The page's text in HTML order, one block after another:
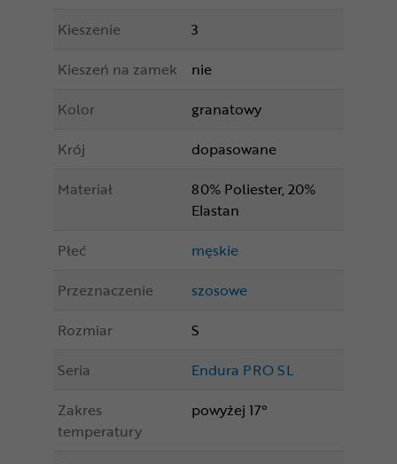
Kieszenie
3
Kieszeń na zamek
nie
Kolor
granatowy
Krój
dopasowane
Materiał
80% Poliester, 20%
Elastan
Płeć
męskie
Przeznaczenie
szosowe
Rozmiar
S
Seria
Endura PRO SL
Zakres
temperatury
powyżej 17°